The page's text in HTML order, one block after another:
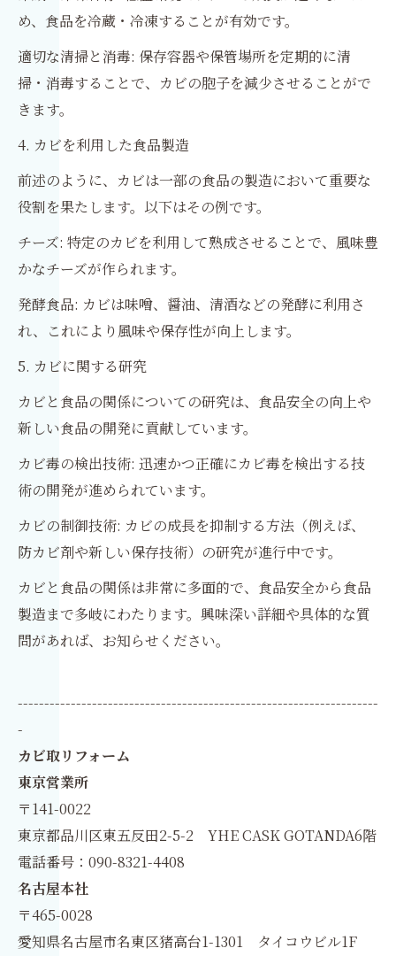
め、食品を冷蔵・冷凍することが有効です。
適切な清掃と消毒: 保存容器や保管場所を定期的に清
掃・消毒することで、カビの胞子を減少させることがで
きます。
4. カビを利用した食品製造
前述のように、カビは一部の食品の製造において重要な
役割を果たします。以下はその例です。
チーズ: 特定のカビを利用して熟成させることで、風味豊
かなチーズが作られます。
発酵食品: カビは味噌、醤油、清酒などの発酵に利用さ
れ、これにより風味や保存性が向上します。
5. カビに関する研究
カビと食品の関係についての研究は、食品安全の向上や
新しい食品の開発に貢献しています。
カビ毒の検出技術: 迅速かつ正確にカビ毒を検出する技
術の開発が進められています。
カビの制御技術: カビの成長を抑制する方法（例えば、
防カビ剤や新しい保存技術）の研究が進行中です。
カビと食品の関係は非常に多面的で、食品安全から食品
製造まで多岐にわたります。興味深い詳細や具体的な質
問があれば、お知らせください。
--------------------------------------------------------------------
-
カビ取リフォーム
東京営業所
〒141-0022
東京都品川区東五反田2-5-2 YHE CASK GOTANDA6階
電話番号：090-8321-4408
名古屋本社
〒465-0028
愛知県名古屋市名東区猪高台1-1301 タイコウビル1F